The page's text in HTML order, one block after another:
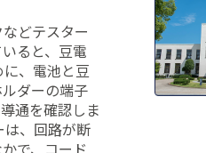
どテスター
ると、豆電
、電池と豆
ダーの端子
通を確認しま
は、回路が断